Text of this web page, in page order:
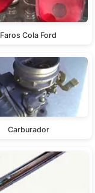
Faros Cola Ford
Carburador